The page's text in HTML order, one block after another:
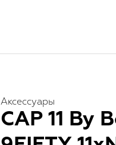
Аксессуары
CAP 11 By